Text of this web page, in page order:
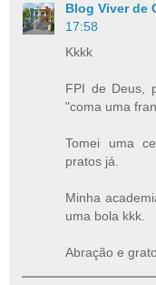
Blog Viver de
17:58
Kkkk
FPI de Deus,
"coma uma
Tomei uma
pratos já.
Minha
uma bola kkk.
Abração e